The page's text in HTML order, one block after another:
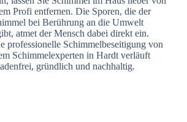
Profi entfernen. Die Sporen, die der
bei Berührung an die Umwelt
atmet der Mensch dabei direkt ein.
professionelle Schimmelbeseitigung von
Schimmelexperten in Hardt verläuft
gründlich und nachhaltig.